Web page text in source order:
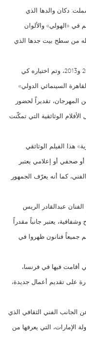
دكان والدها الذي
في «الهولي» والألوان
من سطح بيت جدها الذي
وجرى تصوير الفيلم على مراحل مختلفة بين 2011 و2013، وتم اختياره كي
36 من «مهرجان القاهرة السينمائي الدولي»
المهرجان، تقديراً لحضور
الأفلام الوثائقية التي تمكّنت
هذا الفيلم الوثائقي
صحفي أو إعلامي يعتبر
كما أنه يعرّف الجمهور
عبدالقادر الريس
يعتبر جانباً مقدراً
جميعاً فنانون ظهروا في
أقامت فيها في فرنسا،
على تقديم أعمال جديدة،
الجانب الفني الثقافي الذي
الإمارات، التي يعرفها من